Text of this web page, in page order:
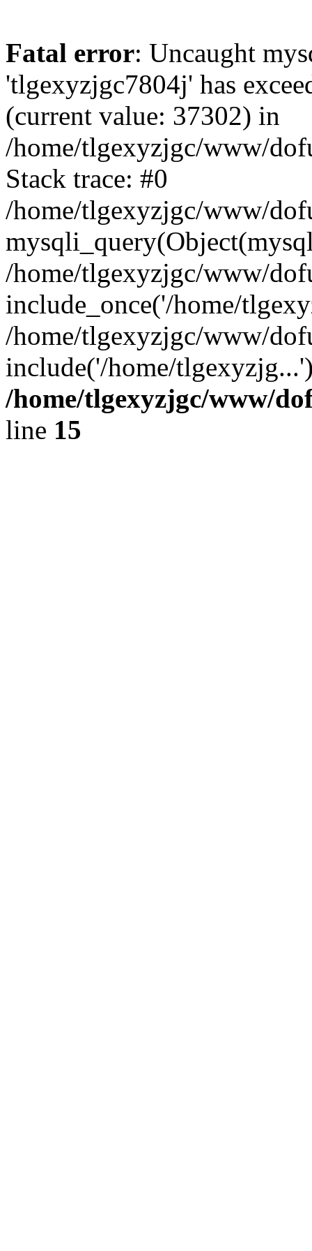
Fatal error: Uncaught
'tlgexyzjgc7804j' has
(current value: 37302) in
/home/tlgexyzjgc/www/
Stack trace: #0
/home/tlgexyzjgc/www/
/home/tlgexyzjgc/www/
include_once('/home/
/home/tlgexyzjgc/www/
include('/home/
/home/tlgexyzjgc/www/
line 15